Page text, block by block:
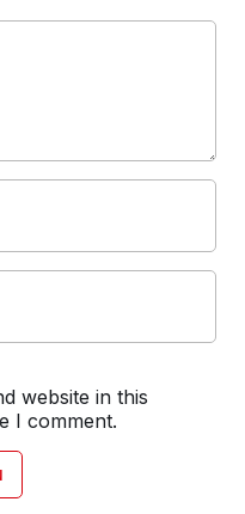
website in this
I comment.